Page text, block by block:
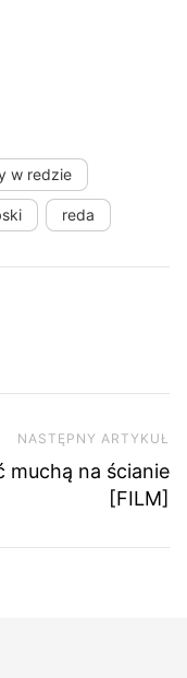
w redzie
reda
NASTĘPNY ARTYKUŁ
muchą na ścianie
[FILM]